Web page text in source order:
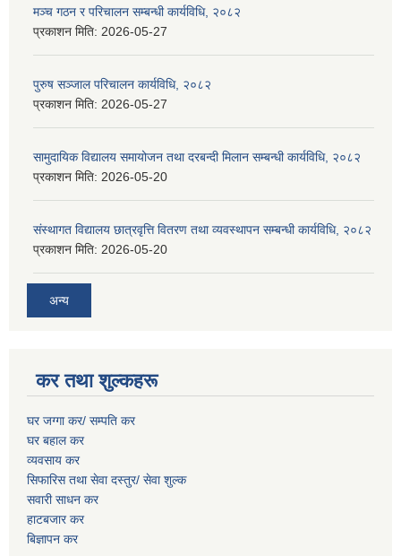
मञ्च गठन र परिचालन सम्बन्धी कार्यविधि, २०८२
प्रकाशन मिति: 2026-05-27
पुरुष सञ्जाल परिचालन कार्यविधि, २०८२
प्रकाशन मिति: 2026-05-27
सामुदायिक विद्यालय समायोजन तथा दरबन्दी मिलान सम्बन्धी कार्यविधि, २०८२
प्रकाशन मिति: 2026-05-20
संस्थागत विद्यालय छात्रवृत्ति वितरण तथा व्यवस्थापन सम्बन्धी कार्यविधि, २०८२
प्रकाशन मिति: 2026-05-20
अन्य
कर तथा शुल्कहरू
घर जग्गा कर/ सम्पति कर
घर बहाल कर
व्यवसाय कर
सिफारिस तथा सेवा दस्तुर/ सेवा शुल्क
सवारी साधन कर
हाटबजार कर
बिज्ञापन कर